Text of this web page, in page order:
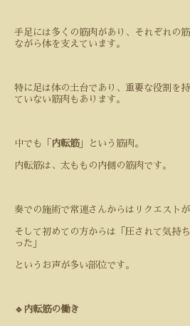
手足には多くの筋肉があり、それぞれの
ながら体を支えています。
特に足は体の土台であり、重要な役割を
ていない筋肉もあります。
中でも「 内転筋」という筋肉。
内転筋は、太ももの内側の筋肉です。
奏での施術で常連さんからはリクエストが
そして初めての方からは「圧されて気持
った」
というお声が多い部位です。
🔹内転筋の働き